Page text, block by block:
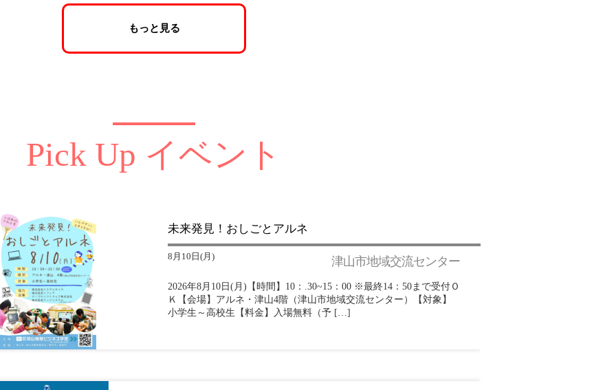
もっと見る
Pick Up イベント
未来発見！おしごとアルネ
8月10日(月) 津山市地域交流センター
2026年8月10日(月)【時間】10：.30~15：00 ※最終14：50まで受付Ｏ
Ｋ【会場】アルネ・津山4階（津山市地域交流センター）【対象】
小学生～高校生【料金】入場無料（予 […]